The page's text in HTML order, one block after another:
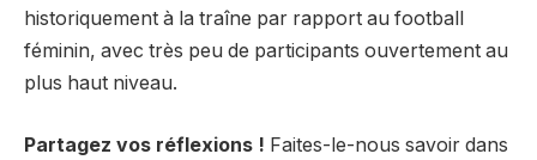
historiquement à la traîne par rapport au football
féminin, avec très peu de participants ouvertement au
plus haut niveau.
Partagez vos réflexions ! Faites-le-nous savoir dans